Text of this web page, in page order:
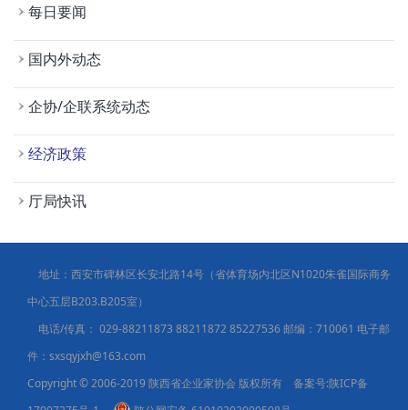
每日要闻
国内外动态
企协/企联系统动态
经济政策
厅局快讯
地址：西安市碑林区长安北路14号（省体育场内北区N1020朱雀国际商务
中心五层B203.B205室）
电话/传真： 029-88211873 88211872 85227536邮编：710061 电子邮
件：sxsqyjxh@163.com
Copyright © 2006-2019 陕西省企业家协会 版权所有 备案号:陕ICP备